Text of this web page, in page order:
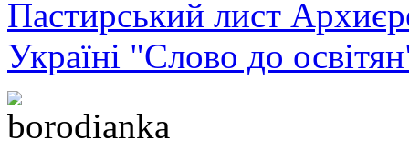
Пастирський лист
Україні "Слово до